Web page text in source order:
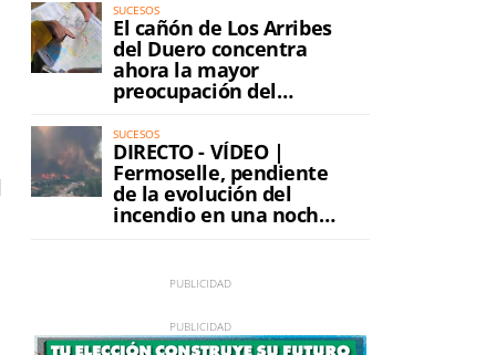
SUCESOS
El cañón de Los Arribes
del Duero concentra
ahora la mayor
preocupación del
incendio
SUCESOS
DIRECTO - VÍDEO |
Fermoselle, pendiente
de la evolución del
incendio en una noche